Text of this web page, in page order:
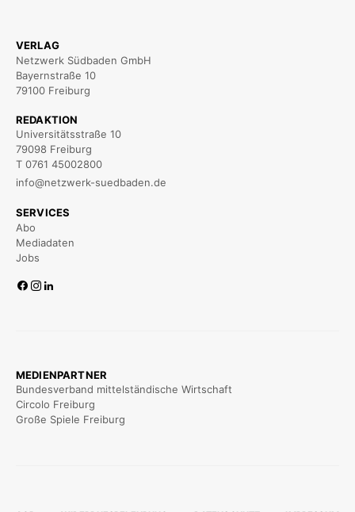
VERLAG
Netzwerk Südbaden GmbH
Bayernstraße 10
79100 Freiburg
REDAKTION
Universitätsstraße 10
79098 Freiburg
T 0761 45002800
info@netzwerk-suedbaden.de
SERVICES
Abo
Mediadaten
Jobs
MEDIENPARTNER
Bundesverband mittelständische Wirtschaft
Circolo Freiburg
Große Spiele Freiburg